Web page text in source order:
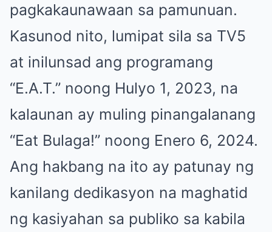
pagkakaunawaan sa pamunuan.
Kasunod nito, lumipat sila sa TV5
at inilunsad ang programang
“E.A.T.” noong Hulyo 1, 2023, na
kalaunan ay muling pinangalanang
“Eat Bulaga!” noong Enero 6, 2024.
Ang hakbang na ito ay patunay ng
kanilang dedikasyon na maghatid
ng kasiyahan sa publiko sa kabila